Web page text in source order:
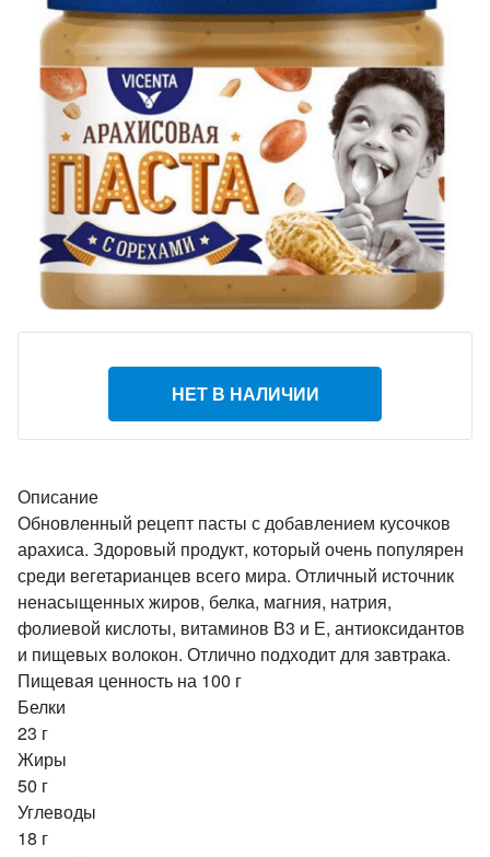
НЕТ В НАЛИЧИИ
Описание
Обновленный рецепт пасты с добавлением кусочков
арахиса. Здоровый продукт, который очень популярен
среди вегетарианцев всего мира. Отличный источник
ненасыщенных жиров, белка, магния, натрия,
фолиевой кислоты, витаминов В3 и Е, антиоксидантов
и пищевых волокон. Отлично подходит для завтрака.
Пищевая ценность на 100 г
Белки
23 г
Жиры
50 г
Углеводы
18 г